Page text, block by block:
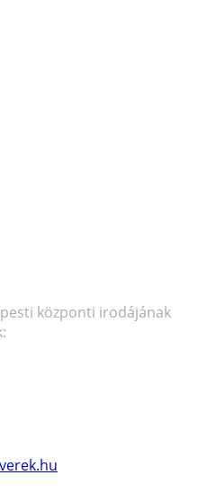
központi irodájának